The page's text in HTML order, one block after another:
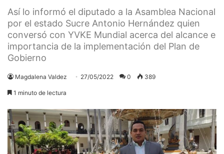
Así lo informó el diputado a la Asamblea Nacional
por el estado Sucre Antonio Hernández quien
conversó con YVKE Mundial acerca del alcance e
importancia de la implementación del Plan de
Gobierno
Magdalena Valdez 27/05/2022 0 389
1 minuto de lectura